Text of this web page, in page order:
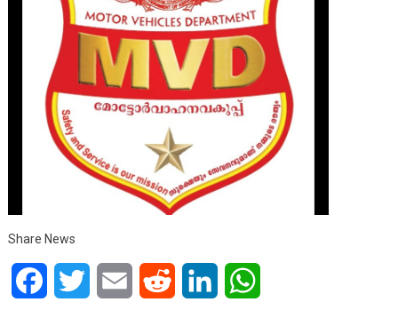
Share News
FacebookTwitter Email Reddit LinkedIn